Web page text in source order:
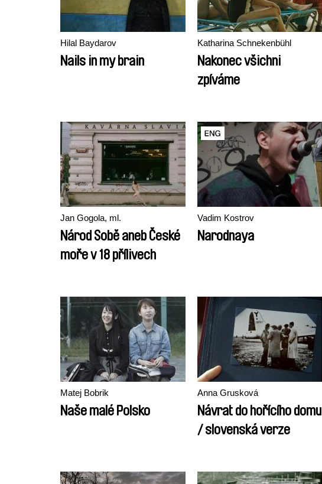
Hilal Baydarov
Nails in my brain
Katharina Schnekenbühl
Nakonec všichni
zpíváme
Jan Gogola, ml.
Národ Sobě aneb České
moře v 18 přílivech
Vadim Kostrov
Narodnaya
Matej Bobrik
Naše malé Polsko
Anna Grusková
Návrat do hořícího domu
/ slovenská verze